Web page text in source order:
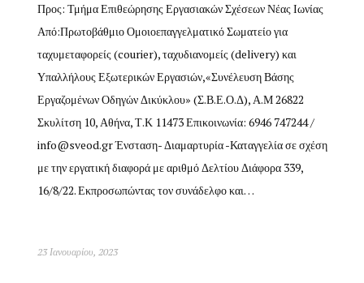
Προς: Τμήμα Επιθεώρησης Εργασιακών Σχέσεων Νέας Ιωνίας
Από:Πρωτοβάθμιο Ομοιοεπαγγελματικό Σωματείο για
ταχυμεταφορείς (courier), ταχυδιανομείς (delivery) και
Υπαλλήλους Εξωτερικών Εργασιών,«Συνέλευση Βάσης
Εργαζομένων Οδηγών Δικύκλου» (Σ.Β.Ε.Ο.Δ), Α.Μ 26822
Σκυλίτση 10, Αθήνα, Τ.Κ 11473 Επικοινωνία: 6946 747244 /
info@sveod.grΈνσταση- Διαμαρτυρία -Καταγγελία σε σχέση
με την εργατική διαφορά με αριθμό Δελτίου Διάφορα 339,
16/8/22. Εκπροσωπώντας τον συνάδελφο και…
23 Ιανουαρίου, 2023